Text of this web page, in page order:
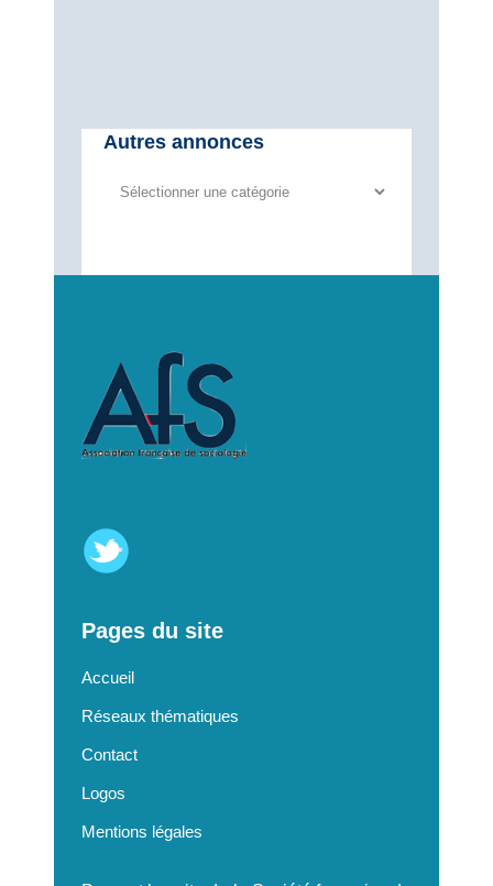
Autres annonces
Autres
Pages du site
Accueil
Réseaux thématiques
Contact
Logos
Mentions légales